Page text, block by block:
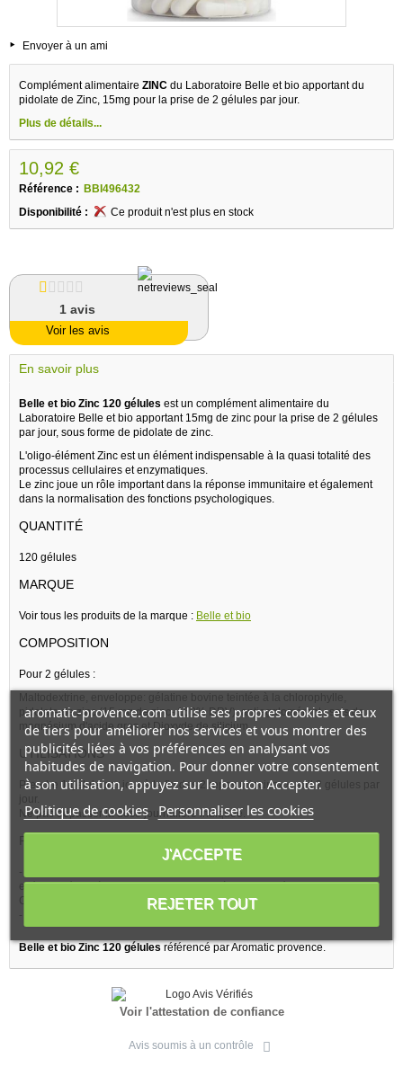
Envoyer à un ami
Complément alimentaire ZINC du Laboratoire Belle et bio apportant du
pidolate de Zinc, 15mg pour la prise de 2 gélules par jour.
Plus de détails...
10,92 €
Référence : BBI496432
Disponibilité :
Ce produit n'est plus en stock
1 avis
Voir les avis
En savoir plus
Belle et bio Zinc 120 gélules est un complément alimentaire du
Laboratoire Belle et bio apportant 15mg de zinc pour la prise de 2 gélules
par jour, sous forme de pidolate de zinc.
L'oligo-élément Zinc est un élément indispensable à la quasi totalité des
processus cellulaires et enzymatiques.
Le zinc joue un rôle important dans la réponse immunitaire et également
dans la normalisation des fonctions psychologiques.
QUANTITÉ
120 gélules
MARQUE
Voir tous les produits de la marque : Belle et bio
COMPOSITION
Pour 2 gélules :
Maltodextrine, enveloppe: gélatine bovine teintée à la chlorophylle,
pidolate de zinc (15 mg de zinc- 150% DRV), antiagglomérant : sels de
magnésium d'acide gras et Dioxyde de silicium
UTILISATIONS
Prendre 1 gélule par jour à la fin des 2 repas principaux, soit 2 gélules par
jour.
Ne pas dépasser la dose journalière indiquée.
PRÉCAUTIONS
et équilibrée, ni à un mode de vie sain, ni à un suivi médical.
Ce produit n'est pas un médicament.
Belle et bio Zinc 120 gélulesréférencé par Aromatic provence.
Voir l'attestation de confiance
Avis soumis à un contrôle
aromatic-provence.com utilise ses propres cookies et ceux
de tiers pour améliorer nos services et vous montrer des
publicités liées à vos préférences en analysant vos
habitudes de navigation. Pour donner votre consentement
à son utilisation, appuyez sur le bouton Accepter.
Politique de cookies Personnaliser les cookies
REJETER TOUT
J'ACCEPTE